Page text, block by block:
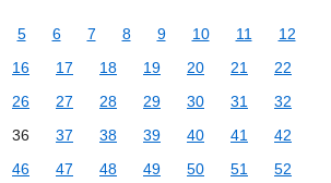
5 6 7 8 9 10 11
12
16 17 18 19 20 21
22
26 27 28 29 30 31
32
36 37 38 39 40 41
42
46 47 48 49 50 51
52